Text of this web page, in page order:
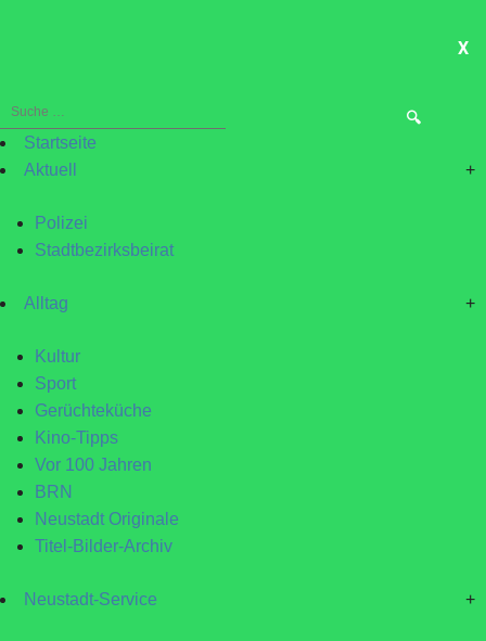
X
Suche
nach:Startseite
Aktuell
+
Polizei
Stadtbezirksbeirat
Alltag +
Kultur
Sport
Gerüchteküche
Kino-Tipps
Vor 100 Jahren
BRN
Neustadt Originale
Titel-Bilder-Archiv
Neustadt-Service +